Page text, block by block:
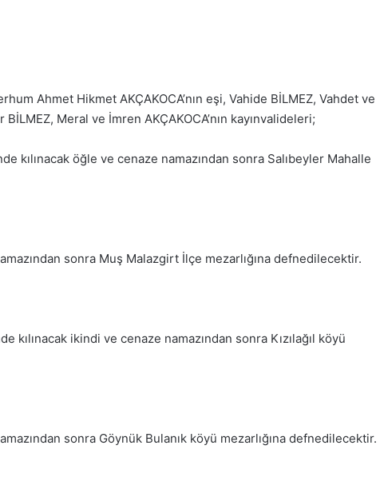
Ahmet Hikmet AKÇAKOCA’nın eşi, Vahide BİLMEZ, Vahdet ve
BİLMEZ, Meral ve İmren AKÇAKOCA’nın kayınvalideleri;
kılınacak öğle ve cenaze namazından sonra Salıbeyler Mahalle
sonra Muş Malazgirt İlçe mezarlığına defnedilecektir.
kılınacak ikindi ve cenaze namazından sonra Kızılağıl köyü
sonra Göynük Bulanık köyü mezarlığına defnedilecektir.